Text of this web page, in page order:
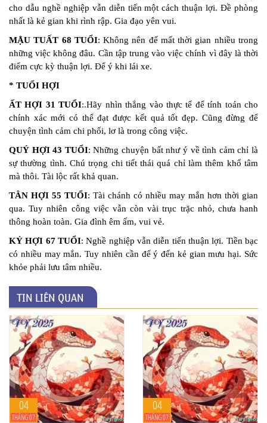
cho dẫu nghề nghiệp vẫn diễn tiến một cách thuận lợi. Đề phòng
nhất là kẻ gian khi rình rập. Gia đạo yên vui.
MẬU TUẤT 68 TUỔI: Không nên để mất thời gian nhiều trong
những việc không đâu. Cần tập trung vào việc chính vì đây là thời
điểm cực kỳ thuận lợi. Để ý khi lái xe.
* TUỔI HỢI
ẤT HỢI 31 TUỔI:.Hãy nhìn thẳng vào thực tế để tính toán cho
chính xác mới có thể đạt được kết quả tốt đẹp. Cũng đừng để
chuyện tình cảm chi phối, lơ là trong công việc.
QUÝ HỢI 43 TUỔI: Những chuyện bất như ý về tình cảm chỉ là
sự thường tình. Chú trọng chi tiết thái quá chỉ làm thêm khổ tâm
mà thôi. Tài lộc rất khả quan.
TÂN HỢI 55 TUỔI: Tài chánh có nhiều may mắn hơn thời gian
qua. Tuy nhiên công việc vẫn còn vài trục trặc nhỏ, chưa hanh
thông hoàn toàn. Gia đình êm ấm, vui vẻ.
KỶ HỢI 67 TUỔI: Nghề nghiệp vẫn diễn tiến thuận lợi. Tiền bạc
có nhiều may mắn. Tuy nhiên cần để ý đến kẻ gian mưu hại. Sức
khỏe phải lưu tâm nhiều.
TIN LIÊN QUAN
04
THÁNG 07
04
THÁNG 07